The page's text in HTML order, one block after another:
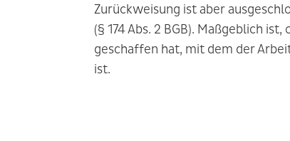
Zurückweisung ist aber
(§ 174 Abs. 2 BGB). Maßgeblich
geschaffen hat, mit dem der
ist.